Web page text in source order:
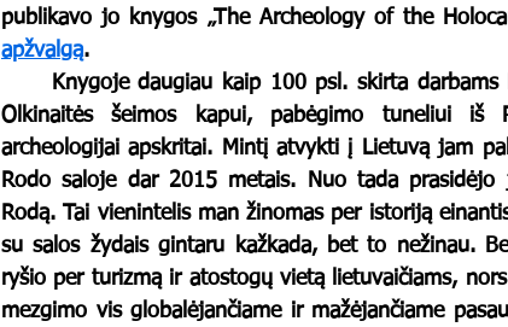
apžvalgą.
Olkinaitės šeimos kapui, pabėgimo tuneliui iš
archeologijai apskritai. Mintį atvykti į Lietuvą jam
Rodo saloje dar 2015 metais. Nuo tada
Rodą. Tai vienintelis man žinomas per istoriją
su salos žydais gintaru kažkada, bet to nežinau.
ryšio per turizmą ir atostogų vietą lietuvaičiams,
mezgimo vis globalėjančiame ir mažėjančiame